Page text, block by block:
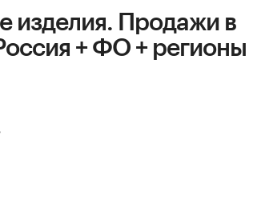
изделия. Продажи в
+ ФО + регионы